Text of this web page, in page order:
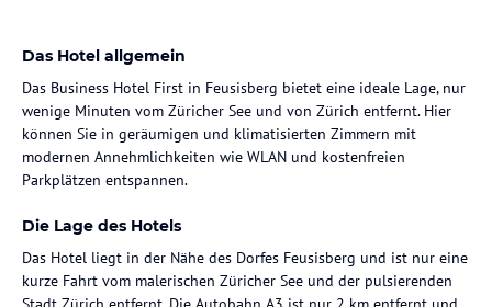
Das Hotel allgemein
Das Business Hotel First in Feusisberg bietet eine ideale Lage, nur
wenige Minuten vom Züricher See und von Zürich entfernt. Hier
können Sie in geräumigen und klimatisierten Zimmern mit
modernen Annehmlichkeiten wie WLAN und kostenfreien
Parkplätzen entspannen.
Die Lage des Hotels
Das Hotel liegt in der Nähe des Dorfes Feusisberg und ist nur eine
kurze Fahrt vom malerischen Züricher See und der pulsierenden